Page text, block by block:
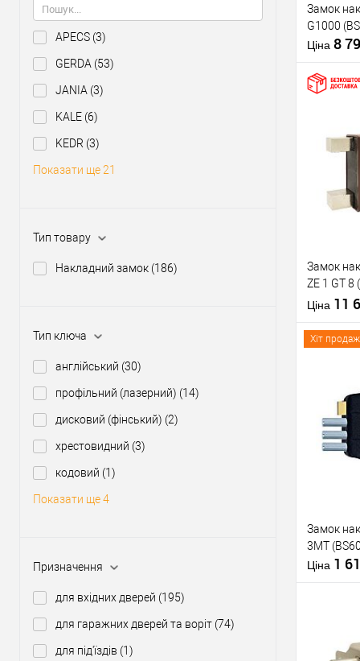
APECS (3)
GERDA (53)
JANIA (3)
KALE (6)
KEDR (3)
Показати ще 21
Тип товару
Накладний замок (186)
Тип ключа
англійський (30)
профільний (лазерний) (14)
дисковий (фінський) (2)
хрестовидний (3)
кодовий (1)
Показати ще 4
Призначення
для вхідних дверей (195)
для гаражних дверей та воріт (74)
для під'їздів (1)
Тип ключа
Матеріал
Країна
Замок
G1000
Ціна 8
У
Тип ключа
Матеріал
Країна
Замок
ZE 1 GT
4 ключа
Ціна 11
У
Тип ключа
Матеріал
Хіт
Замок
3MT
Ціна 1